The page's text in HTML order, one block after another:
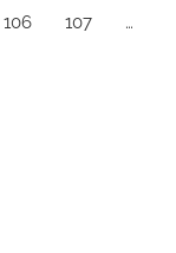
106 107
…